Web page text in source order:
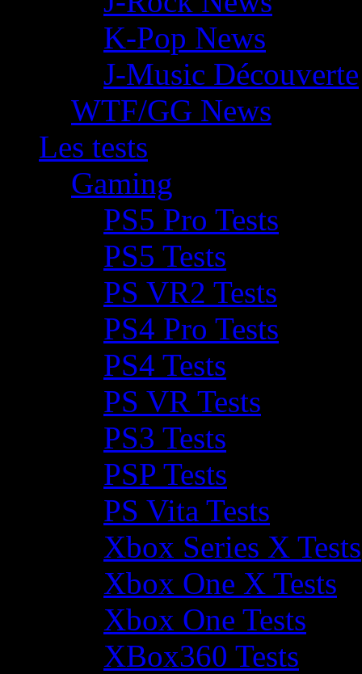
K-Pop News
J-Music Découverte
WTF/GG News
Les tests
Gaming
PS5 Pro Tests
PS5 Tests
PS VR2 Tests
PS4 Pro Tests
PS4 Tests
PS VR Tests
PS3 Tests
PSP Tests
PS Vita Tests
Xbox Series X Tests
Xbox One X Tests
Xbox One Tests
XBox360 Tests